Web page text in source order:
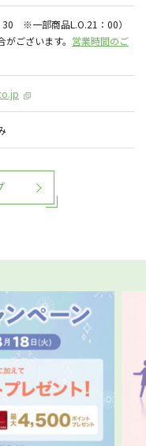
※一部商品L.O.21：00）
ございます。 営業時間のご